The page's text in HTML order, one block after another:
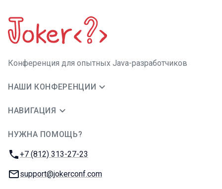
Конференция для опытных Java-разработчиков
НАШИ КОНФЕРЕНЦИИ
НАВИГАЦИЯ
НУЖНА ПОМОЩЬ?
Телефон:
+7 (812) 313-27-23
E-mail:
support@jokerconf.com